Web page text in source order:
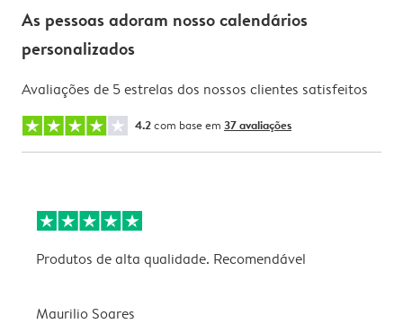
As pessoas adoram nosso calendários
personalizados
Avaliações de 5 estrelas dos nossos clientes satisfeitos
4.2com base em 37 avaliações
Produtos de alta qualidade. Recomendável
Maurilio Soares